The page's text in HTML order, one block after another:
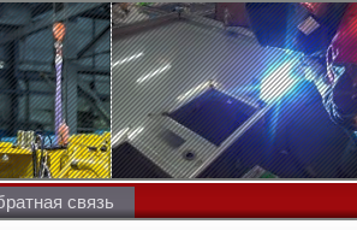
связь